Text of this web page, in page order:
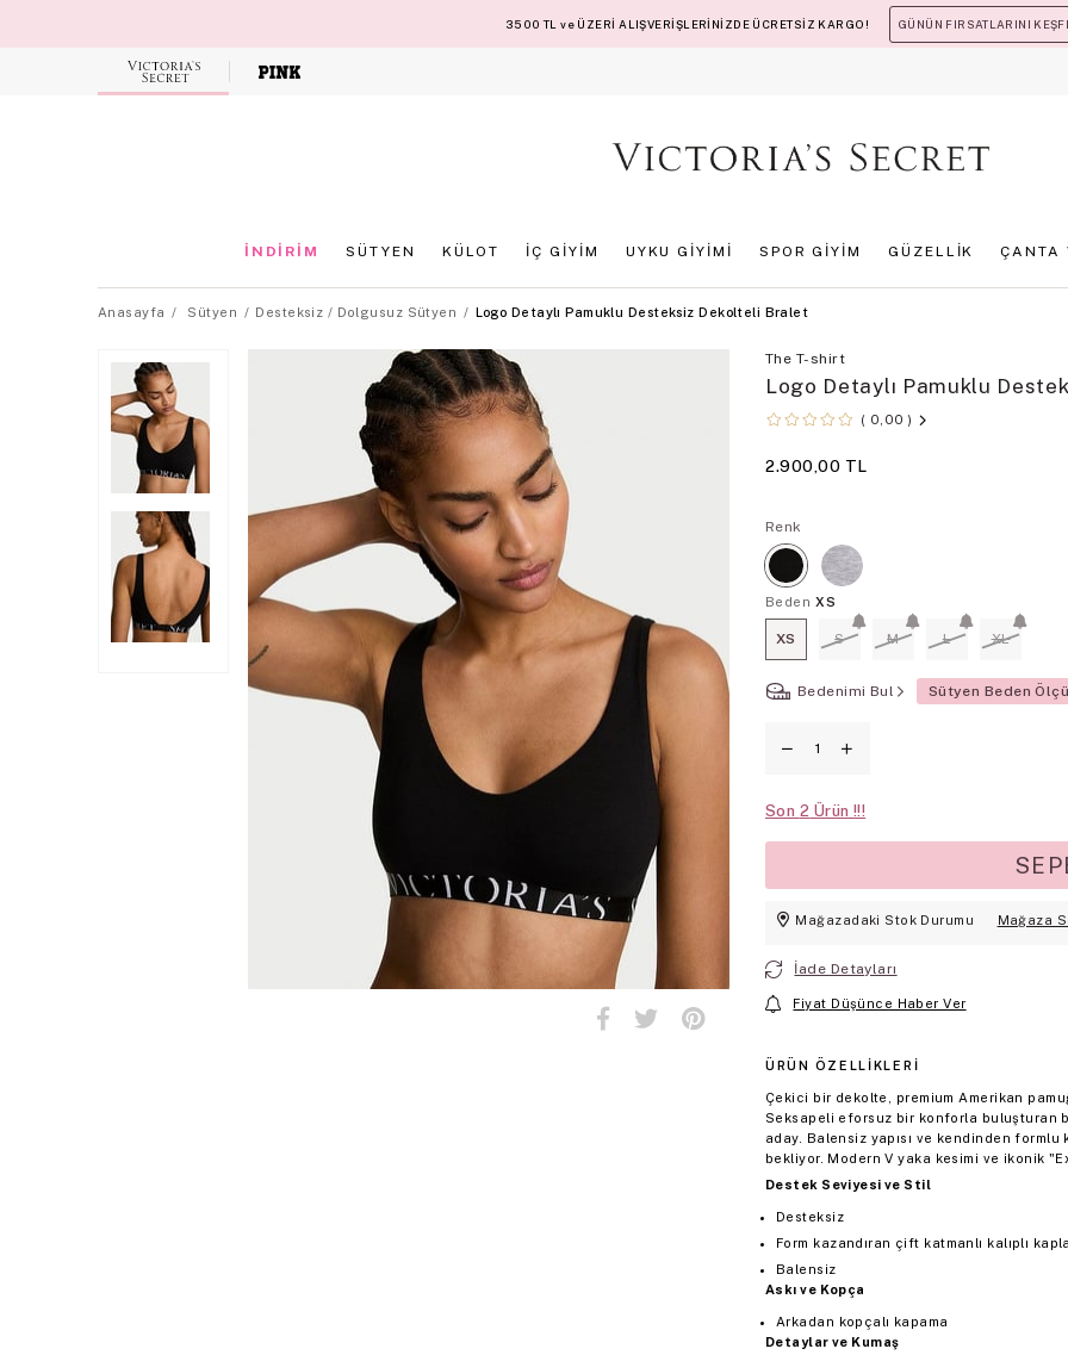
3500 TL ve ÜZERİ ALIŞVERİŞLERİNİZDE ÜCRETSİZ KARGO! GÜNÜN FIRSATLARINI
Victoria's
Secret
İNDİRİM SÜTYEN KÜLOT İÇ GİYİM UYKU GİYİMİ SPOR GİYİM GÜZELLİK ÇANTA
Anasayfa Sütyen Desteksiz / Dolgusuz Sütyen Logo Detaylı Pamuklu Desteksiz Dekolteli Bralet
The T-shirt
Logo Detaylı Pamuklu
0,00
2.900,00 TL
Renk
Beden XS
XS S M L XL
Bedenimi Bul Sütyen Beden
Son 2
Mağazadaki Stok Durumu Mağaza
İade Detayları
Fiyat Düşünce Haber Ver
ÜRÜN ÖZELLIKLERI
Çekici bir dekolte, premium Amerikan
Seksapeli eforsuz bir konforla buluşturan
aday. Balensiz yapısı ve kendinden
bekliyor. Modern V yaka kesimi ve ikonik
Destek Seviyesi ve Stil
Desteksiz
Form kazandıran çift katmanlı kalıplı
Balensiz
Askı ve Kopça
Arkadan kopçalı kapama
Detaylar ve Kumaş